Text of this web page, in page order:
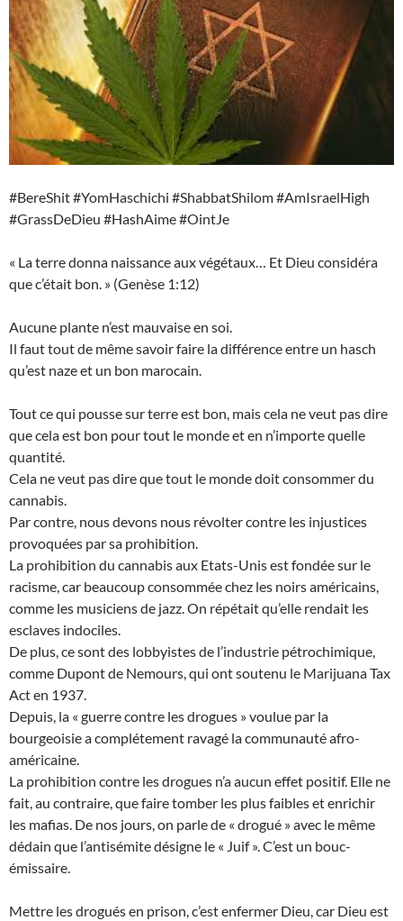
#BereShit #YomHaschichi #ShabbatShilom #AmIsraelHigh
#GrassDeDieu #HashAime #OintJe
« La terre donna naissance aux végétaux… Et Dieu considéra
que c’était bon. » (Genèse 1:12)
Aucune plante n’est mauvaise en soi.
Il faut tout de même savoir faire la différence entre un hasch
qu’est naze et un bon marocain.
Tout ce qui pousse sur terre est bon, mais cela ne veut pas dire
que cela est bon pour tout le monde et en n’importe quelle
quantité.
Cela ne veut pas dire que tout le monde doit consommer du
cannabis.
Par contre, nous devons nous révolter contre les injustices
provoquées par sa prohibition.
La prohibition du cannabis aux Etats-Unis est fondée sur le
racisme, car beaucoup consommée chez les noirs américains,
comme les musiciens de jazz. On répétait qu’elle rendait les
esclaves indociles.
De plus, ce sont des lobbyistes de l’industrie pétrochimique,
comme Dupont de Nemours, qui ont soutenu le Marijuana Tax
Act en 1937.
Depuis, la « guerre contre les drogues » voulue par la
bourgeoisie a complétement ravagé la communauté afro-
américaine.
La prohibition contre les drogues n’a aucun effet positif. Elle ne
fait, au contraire, que faire tomber les plus faibles et enrichir
les mafias. De nos jours, on parle de « drogué » avec le même
dédain que l’antisémite désigne le « Juif ». C’est un bouc-
émissaire.
Mettre les drogués en prison, c’est enfermer Dieu, car Dieu est